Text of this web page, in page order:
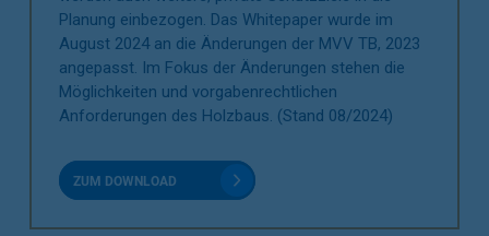
Planung einbezogen. Das Whitepaper wurde im
August 2024 an die Änderungen der MVV TB, 2023
angepasst. Im Fokus der Änderungen stehen die
Möglichkeiten und vorgabenrechtlichen
Anforderungen des Holzbaus. (Stand 08/2024)
ZUM DOWNLOAD